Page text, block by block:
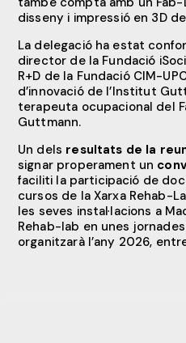
disseny i impressió en 3D
La delegació ha estat
director de la Fundació
R+D de la Fundació CIM-
d’innovació de l’Institut
terapeuta ocupacional del
Guttmann.
Un dels resultats de la
signar properament un
faciliti la participació de
cursos de la Xarxa Rehab-
les seves instal·lacions a
Rehab-lab en unes jornades
organitzarà l’any 2026,